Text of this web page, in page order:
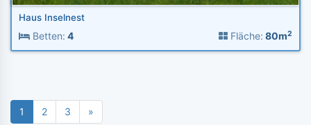
Haus Inselnest
Betten: 4 Fläche: 80m2
1 2 3 »